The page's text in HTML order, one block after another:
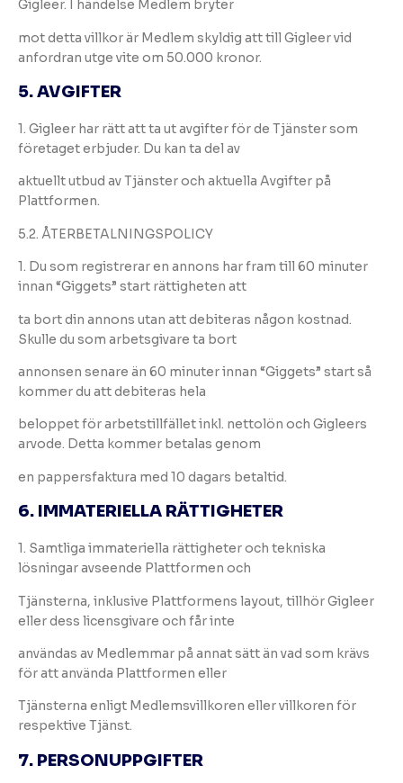
Gigleer. I händelse Medlem bryter
mot detta villkor är Medlem skyldig att till Gigleer vid
anfordran utge vite om 50.000 kronor.
5. AVGIFTER
1. Gigleer har rätt att ta ut avgifter för de Tjänster som
företaget erbjuder. Du kan ta del av
aktuellt utbud av Tjänster och aktuella Avgifter på
Plattformen.
5.2. ÅTERBETALNINGSPOLICY
1. Du som registrerar en annons har fram till 60 minuter
innan “Giggets” start rättigheten att
ta bort din annons utan att debiteras någon kostnad.
Skulle du som arbetsgivare ta bort
annonsen senare än 60 minuter innan “Giggets” start så
kommer du att debiteras hela
beloppet för arbetstillfället inkl. nettolön och Gigleers
arvode. Detta kommer betalas genom
en pappersfaktura med 10 dagars betaltid.
6. IMMATERIELLA RÄTTIGHETER
1. Samtliga immateriella rättigheter och tekniska
lösningar avseende Plattformen och
Tjänsterna, inklusive Plattformens layout, tillhör Gigleer
eller dess licensgivare och får inte
användas av Medlemmar på annat sätt än vad som krävs
för att använda Plattformen eller
Tjänsterna enligt Medlemsvillkoren eller villkoren för
respektive Tjänst.
7. PERSONUPPGIFTER